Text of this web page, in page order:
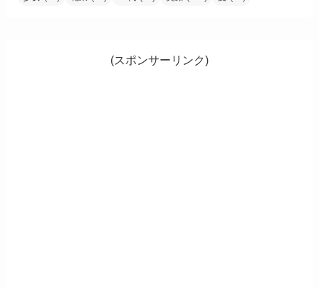
(スポンサーリンク)